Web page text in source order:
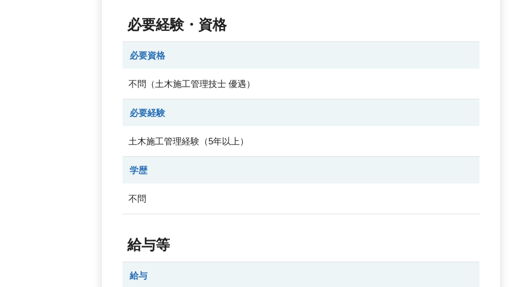
必要経験・資格
必要資格
不問（土木施工管理技士 優遇）
必要経験
土木施工管理経験（5年以上）
学歴
不問
給与等
給与